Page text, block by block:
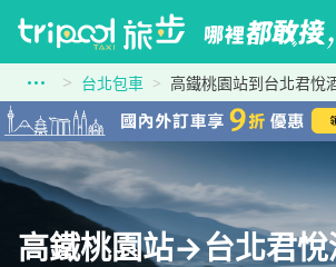
台北包車 高鐵桃園站到台北君悅
高鐵桃園站→台北君悅